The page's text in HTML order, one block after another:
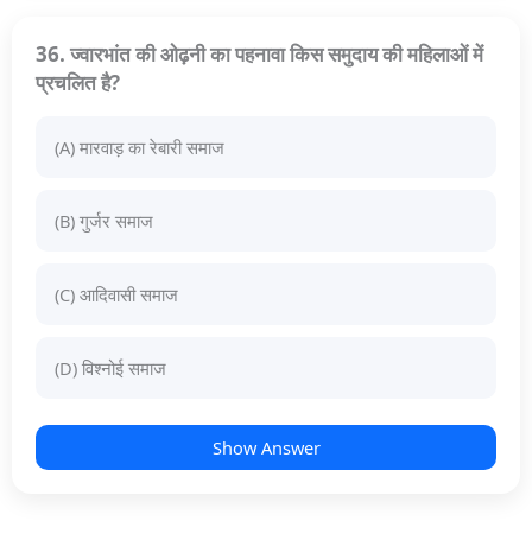
36. ज्वारभांत की ओढ़नी का पहनावा किस समुदाय की महिलाओं में
प्रचलित है?
(A) मारवाड़ का रेबारी समाज
(B) गुर्जर समाज
(C) आदिवासी समाज
(D) विश्नोई समाज
Show Answer